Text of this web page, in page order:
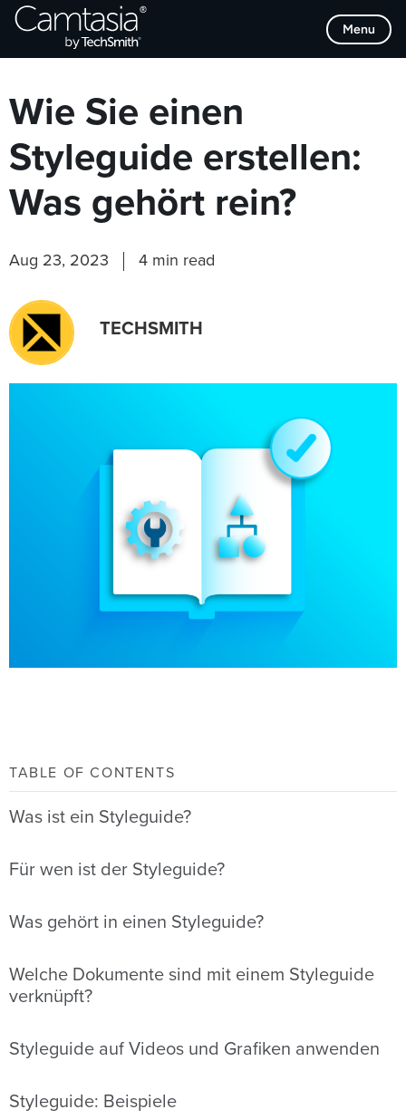
Direkt
zum
Menu
Browse Categories
Wie Sie einen
Styleguide erstellen:
Was gehört rein?
Aug 23, 2023 4 min read
TECHSMITH
TABLE OF CONTENTS
Was ist ein Styleguide?
Für wen ist der Styleguide?
Was gehört in einen Styleguide?
Welche Dokumente sind mit einem Styleguide
verknüpft?
Styleguide auf Videos und Grafiken anwenden
Styleguide: Beispiele